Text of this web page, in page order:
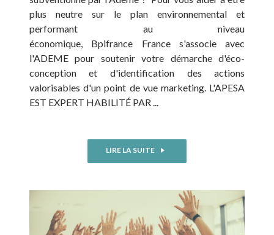
plus neutre sur le plan environnemental et
performant au niveau
économique, Bpifrance France s'associe avec
l'ADEME pour soutenir votre démarche d'éco-
conception et d'identification des actions
valorisables d'un point de vue marketing. L'APESA
EST EXPERT HABILITÉ PAR ...
LIRE LA SUITE